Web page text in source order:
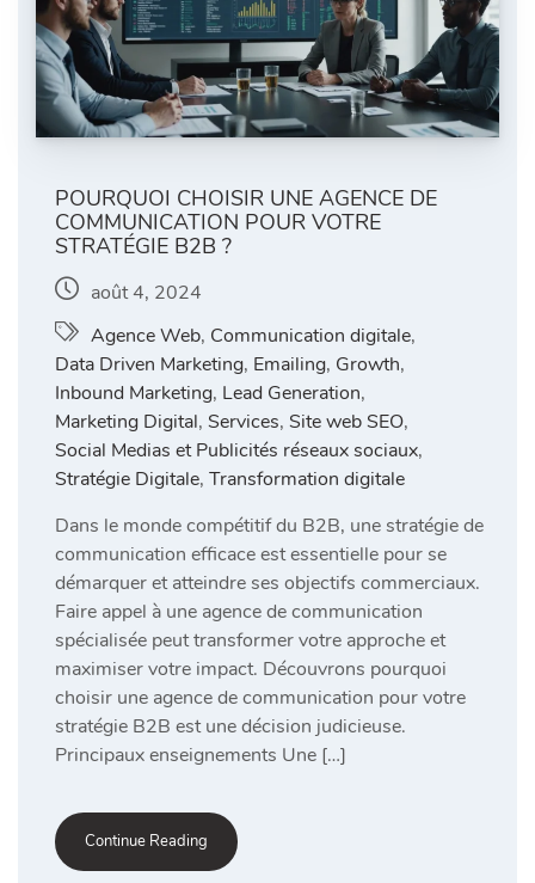
POURQUOI CHOISIR UNE AGENCE DE
COMMUNICATION POUR VOTRE
STRATÉGIE B2B ?
août 4, 2024
Agence Web, Communication digitale,
Data Driven Marketing, Emailing, Growth,
Inbound Marketing, Lead Generation,
Marketing Digital, Services, Site web SEO,
Social Medias et Publicités réseaux sociaux,
Stratégie Digitale, Transformation digitale
Dans le monde compétitif du B2B, une stratégie de
communication efficace est essentielle pour se
démarquer et atteindre ses objectifs commerciaux.
Faire appel à une agence de communication
spécialisée peut transformer votre approche et
maximiser votre impact. Découvrons pourquoi
choisir une agence de communication pour votre
stratégie B2B est une décision judicieuse.
Principaux enseignements Une […]
Continue Reading